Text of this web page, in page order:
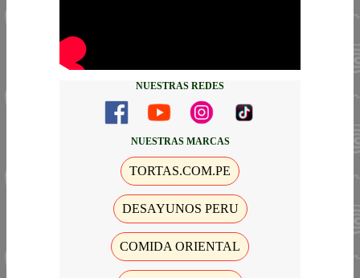
NUESTRAS REDES
NUESTRAS MARCAS
TORTAS.COM.PE
DESAYUNOS PERU
COMIDA ORIENTAL